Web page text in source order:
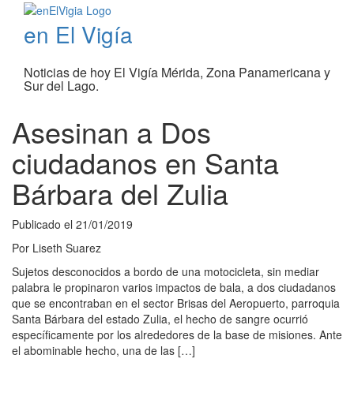
en El Vigía
Noticias de hoy El Vigía Mérida, Zona Panamericana y
Sur del Lago.
Asesinan a Dos
ciudadanos en Santa
Bárbara del Zulia
Publicado el 21/01/2019
Por Liseth Suarez
Sujetos desconocidos a bordo de una motocicleta, sin mediar
palabra le propinaron varios impactos de bala, a dos ciudadanos
que se encontraban en el sector Brisas del Aeropuerto, parroquia
Santa Bárbara del estado Zulia, el hecho de sangre ocurrió
específicamente por los alrededores de la base de misiones. Ante
el abominable hecho, una de las […]